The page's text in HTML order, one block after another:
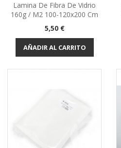
Lamina De Fibra De Vidrio
160g / M2 100-120x200 Cm
Precio
5,50 €
AÑADIR AL CARRITO